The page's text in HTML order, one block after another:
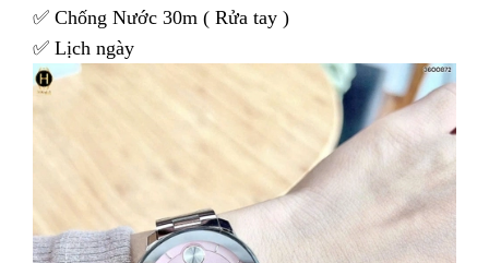
✅ Chống Nước 30m ( Rửa tay )
✅ Lịch ngày